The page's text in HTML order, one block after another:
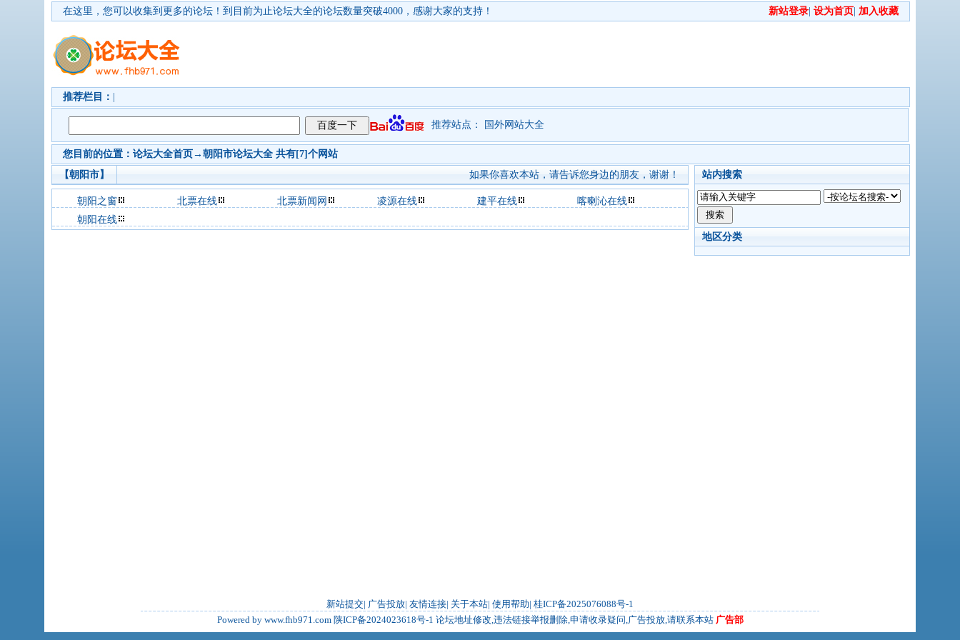
新站登录 设为首页 加入收藏
在这里，您可以收集到更多的论坛！ 到目前为止论坛大全的论坛数量突破4000，感谢大家的支持！
推荐栏目：
推荐站点： 国外网站大全
您目前的位置： 论坛大全首页→ 朝阳市论坛大全 共有[7]个网站
站内搜索
地区分类
如果你喜欢本站，请告诉您身边的朋友，谢谢！
【朝阳市】
朝阳之窗 北票在线 北票新闻网 凌源在线 建平在线
喀喇沁在线
朝阳在线
新站提交| 广告投放| 友情连接| 关于本站| 使用帮助| 桂ICP备2025076088号-1
Powered by www.fhb971.com 陕ICP备2024023618号-1 论坛地址修改,违法链接举报删除,申请收录疑问,广告投放,请联系本站 广告部